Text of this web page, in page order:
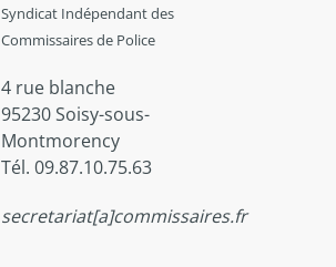
Syndicat Indépendant des
Commissaires de Police
4 rue blanche
95230 Soisy-sous-
Montmorency
Tél. 09.87.10.75.63
secretariat[a]commissaires.fr